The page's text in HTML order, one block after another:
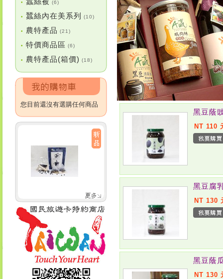
• (6)
• 蠶絲內在美系列 (10)
• 農特產品 (21)
• 特價商品區 (6)
• 農特產品(箱價) (18)
您目前還沒有選購任何商品
黑豆蔭
NT 110
黑豆腐
NT 130
黑豆蔭
NT 130